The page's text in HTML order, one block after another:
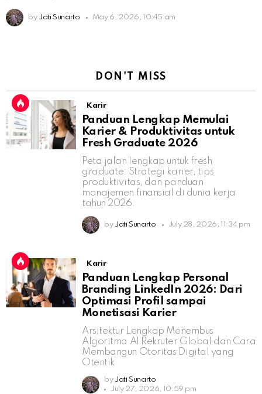
by Jati Sunarto May 6, 2026, 10:45 am
DON'T MISS
Karir
Panduan Lengkap Memulai
Karier & Produktivitas untuk
Fresh Graduate 2026
Peta jalan lengkap untuk fresh
graduate: Strategi karier, tips
produktivitas, dan panduan
manajemen finansial di dunia kerja
tahun 2026.
by Jati Sunarto July 28, 2026, 11:34 pm
Karir
Panduan Lengkap Personal
Branding LinkedIn 2026: Dari
Optimasi Profil sampai
Monetisasi Karier
Arsitektur Lengkap Menembus
Algoritma AI Rekruter Global dan Cara
Membangun Otoritas Digital yang
Otentik
by Jati Sunarto
July 27, 2026, 10:59 pm